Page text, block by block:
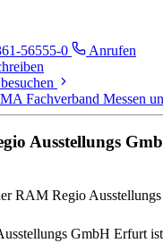
56555-0
Anrufen
Fachverband Messen
Ausstellungs
RAM Regio
GmbH Erfurt